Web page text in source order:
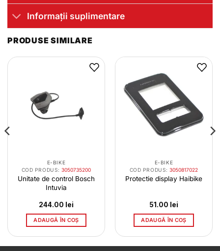
Informații suplimentare
PRODUSE SIMILARE
E-BIKE
COD PRODUS:3050735200
Unitate de control Bosch
Intuvia
244.00 lei
ADAUGĂ ÎN COȘ
E-BIKE
COD PRODUS:3050817022
Protectie display Haibike
51.00 lei
ADAUGĂ ÎN COȘ